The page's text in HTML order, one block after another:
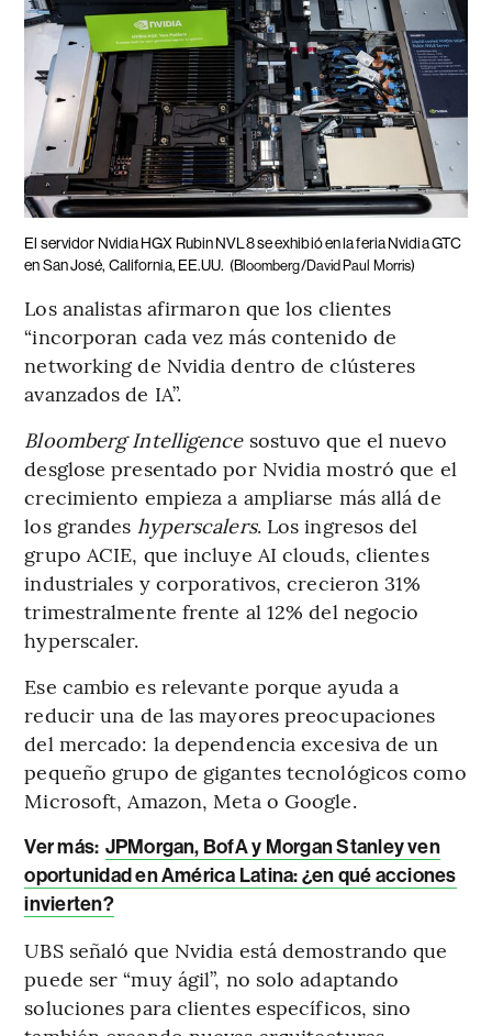
El servidor Nvidia HGX Rubin NVL8 se exhibió en la feria Nvidia GTC
en San José, California, EE.UU. (Bloomberg/David Paul Morris)
Los analistas afirmaron que los clientes
“incorporan cada vez más contenido de
networking de Nvidia dentro de clústeres
avanzados de IA”.
Bloomberg Intelligencesostuvo que el nuevo
desglose presentado por Nvidia mostró que el
crecimiento empieza a ampliarse más allá de
los grandes hyperscalers. Los ingresos del
grupo ACIE, que incluye AI clouds, clientes
industriales y corporativos, crecieron 31%
trimestralmente frente al 12% del negocio
hyperscaler.
Ese cambio es relevante porque ayuda a
reducir una de las mayores preocupaciones
del mercado: la dependencia excesiva de un
pequeño grupo de gigantes tecnológicos como
Microsoft, Amazon, Meta o Google.
Ver más: JPMorgan, BofA y Morgan Stanley ven
oportunidad en América Latina: ¿en qué acciones
invierten?
UBS señaló que Nvidia está demostrando que
puede ser “muy ágil”, no solo adaptando
soluciones para clientes específicos, sino